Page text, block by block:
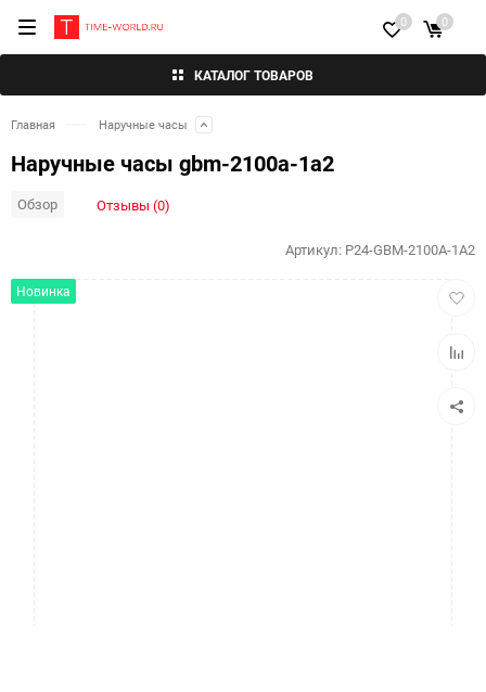
КАТАЛОГ ТОВАРОВ
0 0
Главная Наручные часы
Наручные часы gbm-2100a-1a2
Обзор Отзывы (0)
Новинка
Артикул: P24-GBM-2100A-1A2